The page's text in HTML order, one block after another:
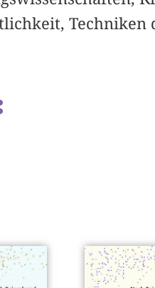
Techniken